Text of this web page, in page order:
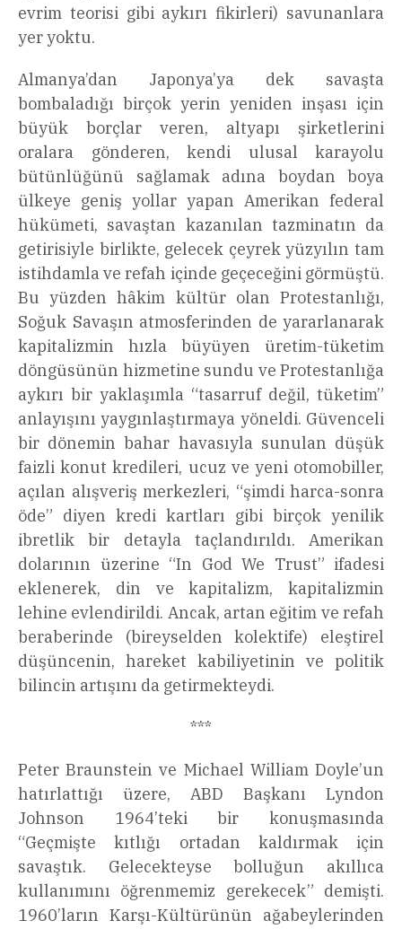
evrim teorisi gibi aykırı fikirleri) savunanlara
yer yoktu.
Almanya’dan Japonya’ya dek savaşta
bombaladığı birçok yerin yeniden inşası için
büyük borçlar veren, altyapı şirketlerini
oralara gönderen, kendi ulusal karayolu
bütünlüğünü sağlamak adına boydan boya
ülkeye geniş yollar yapan Amerikan federal
hükümeti, savaştan kazanılan tazminatın da
getirisiyle birlikte, gelecek çeyrek yüzyılın tam
istihdamla ve refah içinde geçeceğini görmüştü.
Bu yüzden hâkim kültür olan Protestanlığı,
Soğuk Savaşın atmosferinden de yararlanarak
kapitalizmin hızla büyüyen üretim-tüketim
döngüsünün hizmetine sundu ve Protestanlığa
aykırı bir yaklaşımla “tasarruf değil, tüketim”
anlayışını yaygınlaştırmaya yöneldi. Güvenceli
bir dönemin bahar havasıyla sunulan düşük
faizli konut kredileri, ucuz ve yeni otomobiller,
açılan alışveriş merkezleri, “şimdi harca-sonra
öde” diyen kredi kartları gibi birçok yenilik
ibretlik bir detayla taçlandırıldı. Amerikan
dolarının üzerine “In God We Trust” ifadesi
eklenerek, din ve kapitalizm, kapitalizmin
lehine evlendirildi. Ancak, artan eğitim ve refah
beraberinde (bireyselden kolektife) eleştirel
düşüncenin, hareket kabiliyetinin ve politik
bilincin artışını da getirmekteydi.
***
Peter Braunstein ve Michael William Doyle’un
hatırlattığı üzere, ABD Başkanı Lyndon
Johnson 1964’teki bir konuşmasında
“Geçmişte kıtlığı ortadan kaldırmak için
savaştık. Gelecekteyse bolluğun akıllıca
kullanımını öğrenmemiz gerekecek” demişti.
1960’ların Karşı-Kültürünün ağabeylerinden